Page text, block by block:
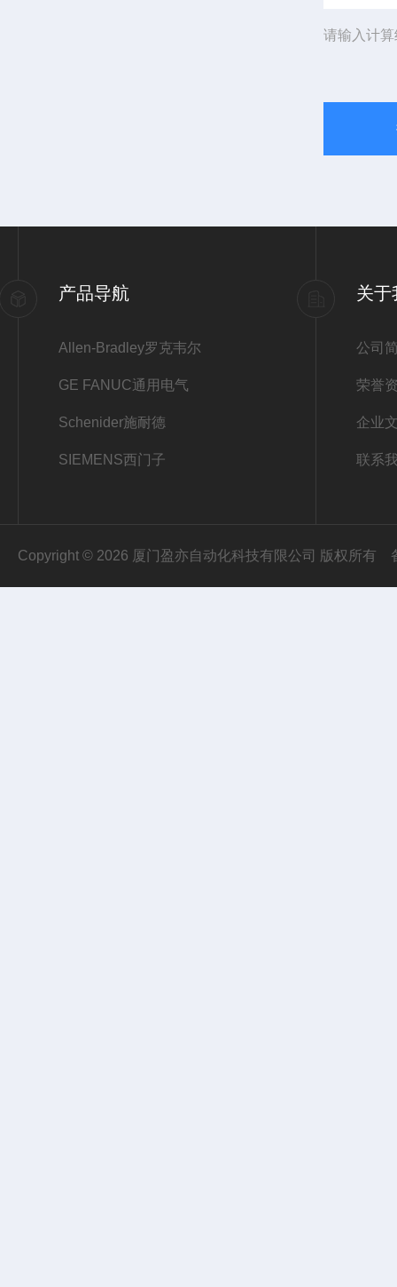
请输入计
产品导航
Allen-Bradley罗克韦尔
GE FANUC通用电气
Schenider施耐德
SIEMENS西门子
关于
公司
荣誉
企业
联系
Copyright © 2026 厦门盈亦自动化科技有限公司 版权所有